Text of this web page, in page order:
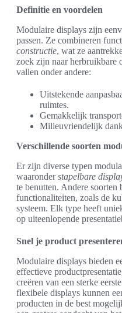
Definitie en voordelen
Modulaire displays zijn
passen. Ze combineren
constructie, wat ze
zoek zijn naar herbruikbare
vallen onder andere:
Uitstekende
ruimtes.
Gemakkelijk
Milieuvriendelijk
Verschillende soorten
Er zijn diverse typen
waaronderstapelbare
te benutten. Andere soorten
functionaliteiten, zoals de
systeem. Elk type heeft
op uiteenlopende
Snel je product
Modulaire displays bieden
effectieve
creëren van een sterke
flexibele displays kunnen
producten in de best